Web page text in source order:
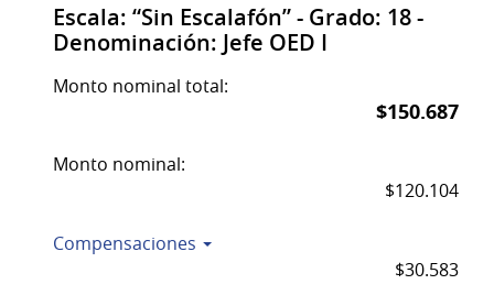
Escala: “Sin Escalafón” - Grado: 18 -
Denominación: Jefe OED I
Monto nominal total:
$150.687
Monto nominal:
$120.104
Compensaciones
$30.583